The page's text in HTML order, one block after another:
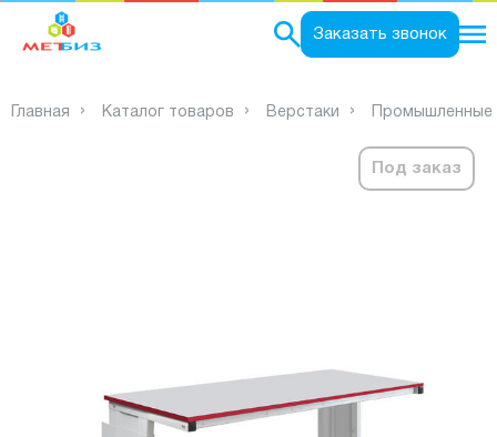
Заказать звонок
Главная Каталог товаров Верстаки Промышленные
Под заказ